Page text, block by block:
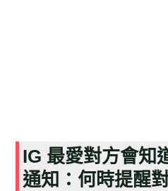
IG 最愛對方會知
通知：何時提醒